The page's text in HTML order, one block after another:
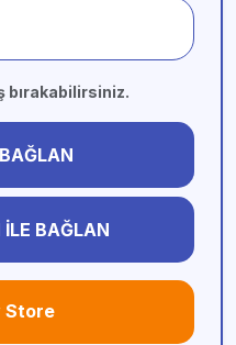
bırakabilirsiniz.
İLE BAĞLAN
Store